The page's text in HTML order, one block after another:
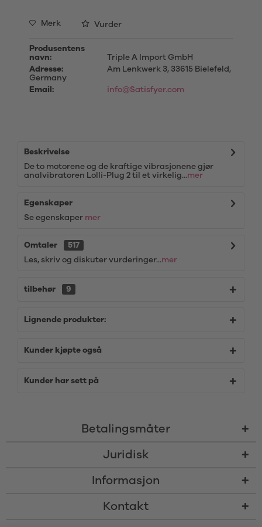
Merk Vurder
Produsentens
navn:
Triple A Import GmbH
Adresse:
Am Lenkwerk 3, 33615 Bielefeld,
Germany
Email:
info@Satisfyer.com
Beskrivelse
De to motorene og de kraftige vibrasjonene gjør
analvibratoren Lolli-Plug 2 til et virkelig...mer
Egenskaper
Se egenskaper mer
Omtaler
517
Les, skriv og diskuter vurderinger...mer
tilbehør 9
Lignende produkter:
Kunder kjøpte også
Kunder har sett på
Betalingsmåter
Juridisk
Informasjon
Kontakt